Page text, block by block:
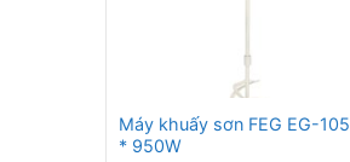
Máy khuấy sơn FEG EG-105
* 950W